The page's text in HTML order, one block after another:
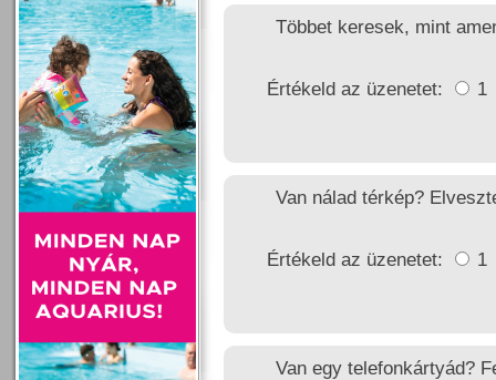
Többet keresek, mint
Értékeld az üzenetet: 1
Van nálad térkép?
Értékeld az üzenetet: 1
Van egy telefonkártyád?